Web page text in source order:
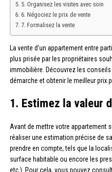
5. Organisez les visites avec soin
6. Négociez le prix de vente
7. Formalisez la vente
La vente d’un appartement entre
plus prisée par les propriétaires
immobilière. Découvrez les
démarche et obtenir le meilleur prix
1. Estimez la valeur
Avant de mettre votre appartement
réaliser une estimation précise de
prendre en compte, tels que la
surface habitable ou encore les
etc.). Pour cela, vous pouvez